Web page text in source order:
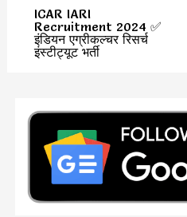
ICAR IARI
Recruitment 2024 ✅
इंडियन एग्रीकल्चर रिसर्च
इंस्टीट्यूट भर्ती